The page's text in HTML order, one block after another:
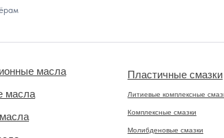
масла
масла
Пластичные смазки
Литиевые комплексные
Комплексные смазки
Молибденовые смазки